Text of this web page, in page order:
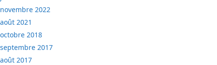
novembre 2022
août 2021
octobre 2018
septembre 2017
août 2017